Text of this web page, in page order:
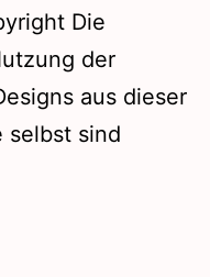
Die
der
aus dieser
selbst sind